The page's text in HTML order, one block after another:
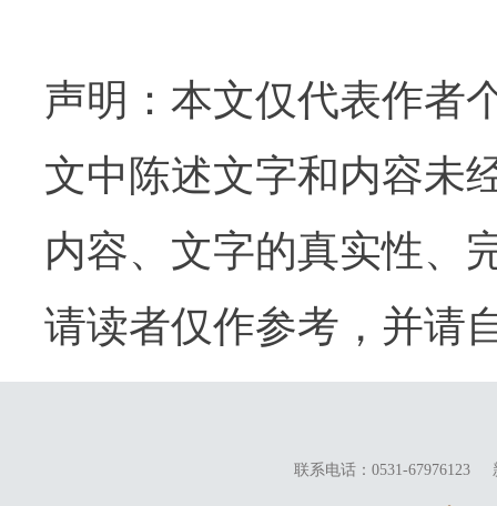
声明：本文仅代表作者
文中陈述文字和内容未
内容、文字的真实性、
请读者仅作参考，并请
联系电话：0531-67976123